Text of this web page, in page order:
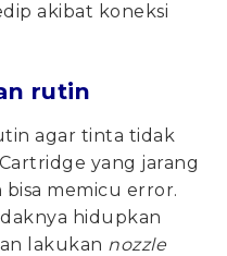
akibat koneksi
rutin
agar tinta tidak
yang jarang
memicu error.
hidupkan
lakukan nozzle